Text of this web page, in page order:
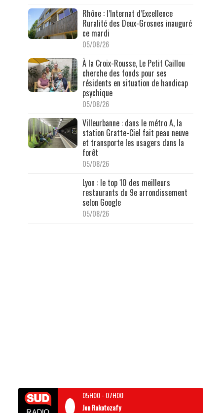
Rhône : l’Internat d’Excellence
Ruralité des Deux-Grosnes inauguré
ce mardi
05/08/26
À la Croix-Rousse, Le Petit Caillou
cherche des fonds pour ses
résidents en situation de handicap
psychique
05/08/26
Villeurbanne : dans le métro A, la
station Gratte-Ciel fait peau neuve
et transporte les usagers dans la
forêt
05/08/26
Lyon : le top 10 des meilleurs
restaurants du 9e arrondissement
selon Google
05/08/26
05H00- 07H00
Jon Rakotozafy